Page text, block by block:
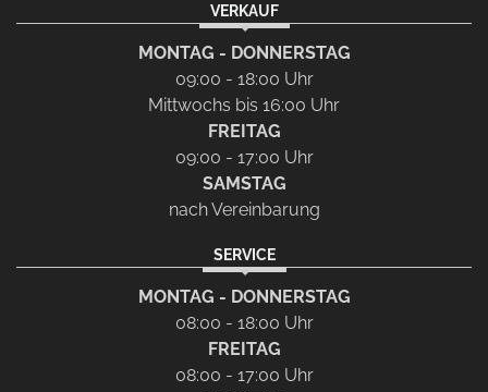
VERKAUF
MONTAG - DONNERSTAG
09:00 - 18:00 Uhr
Mittwochs bis 16:00 Uhr
FREITAG
09:00 - 17:00 Uhr
SAMSTAG
nach Vereinbarung
SERVICE
MONTAG - DONNERSTAG
08:00 - 18:00 Uhr
FREITAG
08:00 - 17:00 Uhr